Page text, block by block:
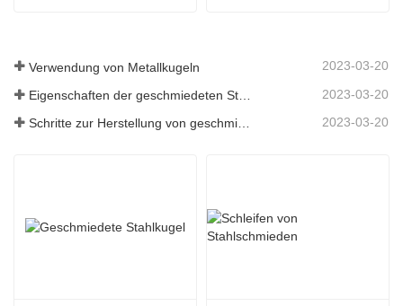
Verwendung von Metallkugeln 2023-03-20
2023-03-20
Schritte zur Herstellung von geschmiedeten Stahlkugeln 2023-03-20